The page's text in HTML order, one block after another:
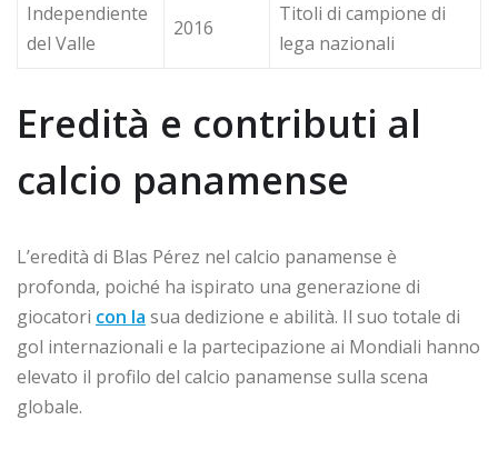
Independiente
del Valle
2016
Titoli di campione di
lega nazionali
Eredità e contributi al
calcio panamense
L’eredità di Blas Pérez nel calcio panamense è
profonda, poiché ha ispirato una generazione di
giocatori con la sua dedizione e abilità. Il suo totale di
gol internazionali e la partecipazione ai Mondiali hanno
elevato il profilo del calcio panamense sulla scena
globale.